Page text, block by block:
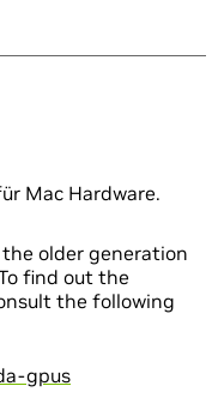
Mac Hardware.
older generation
find out the
the following
gpus